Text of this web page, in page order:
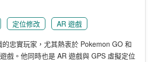
定位修改 AR 遊戲
忠實玩家，尤其熱衷於 Pokemon GO 和
戲。他同時也是 AR 遊戲與 GPS 虛擬定位